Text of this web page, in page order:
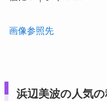
画像参照先
浜辺美波の人気